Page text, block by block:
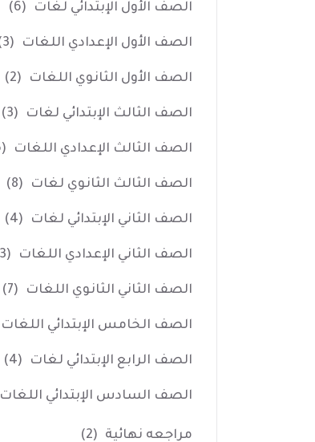
الصف الأول الإبتدائي لغات (6)
الصف الأول الإعدادي اللغات (3)
الصف الأول الثانوي اللغات (2)
الصف الثالث الإبتدائي لغات (3)
الصف الثالث الإعدادي اللغات (5)
الصف الثالث الثانوي لغات (8)
الصف الثاني الإبتدائي لغات (4)
الصف الثاني الإعدادي اللغات (3)
الصف الثاني الثانوي اللغات (7)
الصف الخامس الإبتدائي اللغات
الصف الرابع الإبتدائي لغات (4)
الصف السادس الإبتدائي اللغات
مراجعه نهائية (2)